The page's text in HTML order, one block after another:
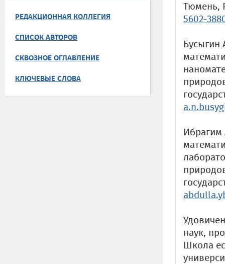
РЕДАКЦИОННАЯ КОЛЛЕГИЯ
СПИСОК АВТОРОВ
СКВОЗНОЕ ОГЛАВЛЕНИЕ
КЛЮЧЕВЫЕ СЛОВА
Тюмень,
5602-
Бусыгин
Ибрагим
наук,
Школа